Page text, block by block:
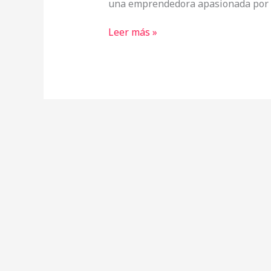
una emprendedora apasionada por
Leer más »